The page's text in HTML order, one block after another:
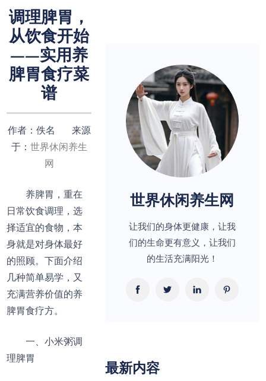
调理脾胃，
从饮食开始
——实用养
脾胃食疗菜
谱
作者：佚名 来源
于： 世界休闲养生
网
养脾胃，重在
日常饮食调理，选
择适宜的食物，本
身就是对身体最好
的照顾。下面介绍
几种简单易学，又
充满营养价值的养
脾胃食疗方。
一、小米粥调
理脾胃
世界休闲养生网
让我们的身体更健康，让我
们的生命更有意义，让我们
的生活充满阳光！
最新内容